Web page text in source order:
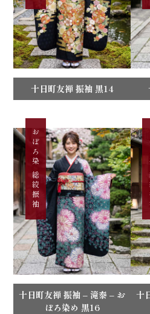
十日町友禅 振袖 黒14
おぼろ染 総絞振袖
十日町友禅 振袖 – 滝泰 – お
ぼろ染め 黒16
十